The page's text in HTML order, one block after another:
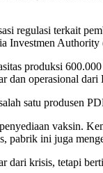
regulasi terkait
Investmen
produksi
dan operasional
satu produsen
vaksin.
ini juga
dari krisis, tetapi